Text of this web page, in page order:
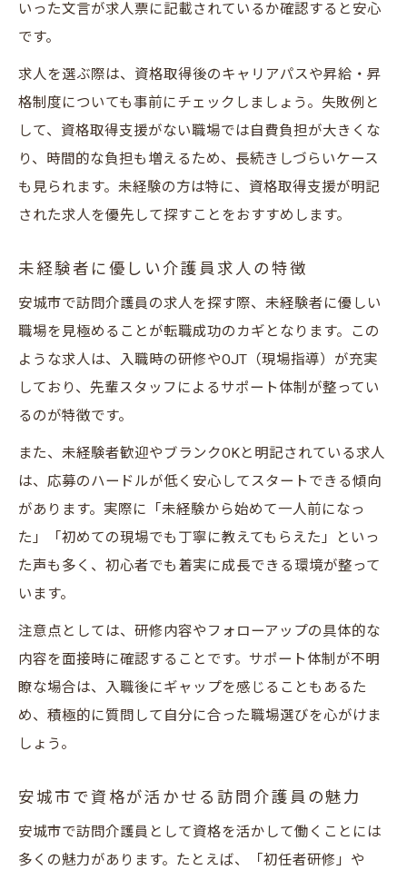
いった文言が求人票に記載されているか確認すると安心
です。
求人を選ぶ際は、資格取得後のキャリアパスや昇給・昇
格制度についても事前にチェックしましょう。失敗例と
して、資格取得支援がない職場では自費負担が大きくな
り、時間的な負担も増えるため、長続きしづらいケース
も見られます。未経験の方は特に、資格取得支援が明記
された求人を優先して探すことをおすすめします。
未経験者に優しい介護員求人の特徴
安城市で訪問介護員の求人を探す際、未経験者に優しい
職場を見極めることが転職成功のカギとなります。この
ような求人は、入職時の研修やOJT（現場指導）が充実
しており、先輩スタッフによるサポート体制が整ってい
るのが特徴です。
また、未経験者歓迎やブランクOKと明記されている求人
は、応募のハードルが低く安心してスタートできる傾向
があります。実際に「未経験から始めて一人前になっ
た」「初めての現場でも丁寧に教えてもらえた」といっ
た声も多く、初心者でも着実に成長できる環境が整って
います。
注意点としては、研修内容やフォローアップの具体的な
内容を面接時に確認することです。サポート体制が不明
瞭な場合は、入職後にギャップを感じることもあるた
め、積極的に質問して自分に合った職場選びを心がけま
しょう。
安城市で資格が活かせる訪問介護員の魅力
安城市で訪問介護員として資格を活かして働くことには
多くの魅力があります。たとえば、「初任者研修」や